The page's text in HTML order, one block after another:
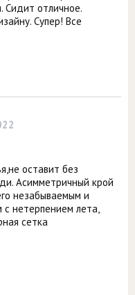
Сидит отличное.
Супер! Все
оставит без
Асимметричный крой
незабываемым и
нетерпением лета,
сетка